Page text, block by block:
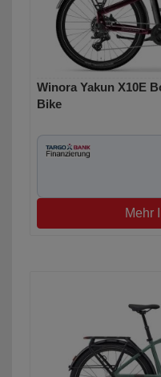
Winora Yakun X10E
Bike
Mehr